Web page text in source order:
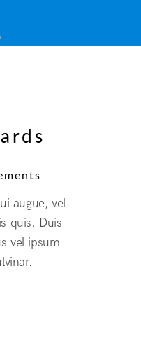
augue, vel
quis. Duis
vel ipsum